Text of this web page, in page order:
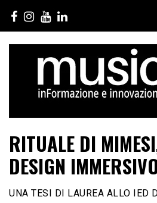
contenuto
RITUALE DI
DESIGN
UNA TESI DI LAUREA ALLO IED